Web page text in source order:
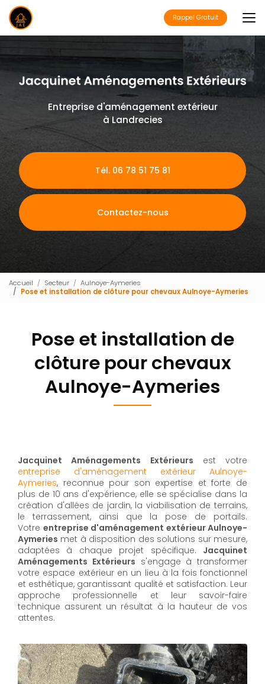
Aller
au
contenu
principal
Rappel Gratuit
Entreprise d'aménagement extérieur
à Landrecies
Tél. 06 78 51 75 81
Contactez-nous
Accueil Secteur
Aulnoye-Aymeries
Pose et installation de clôture pour chevaux Aulnoye-Aymeries
Pose et installation de
clôture pour chevaux
Aulnoye-Aymeries
Jacquinet Aménagements Extérieurs est votre
entreprise d'aménagement extérieur Aulnoye-
Aymeries, reconnue pour son expertise et forte de
plus de 10 ans d'expérience, elle se spécialise dans la
création d'allées de jardin, la viabilisation de terrains,
le terrassement, ainsi que la pose de portails.
Votre entreprise d'aménagement extérieur Aulnoye-
Aymeries met à disposition des solutions sur mesure,
adaptées à chaque projet spécifique. Jacquinet
Aménagements Extérieurs s'engage à transformer
votre espace extérieur en un lieu à la fois fonctionnel
et esthétique, garantissant qualité et satisfaction. Leur
approche professionnelle et leur savoir-faire
technique assurent un résultat à la hauteur de vos
attentes.